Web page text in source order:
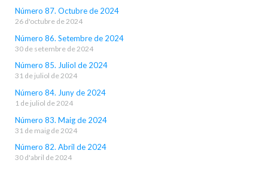
Número 87. Octubre de 2024
26 d'octubre de 2024
Número 86. Setembre de 2024
30 de setembre de 2024
Número 85. Juliol de 2024
31 de juliol de 2024
Número 84. Juny de 2024
1 de juliol de 2024
Número 83. Maig de 2024
31 de maig de 2024
Número 82. Abril de 2024
30 d'abril de 2024